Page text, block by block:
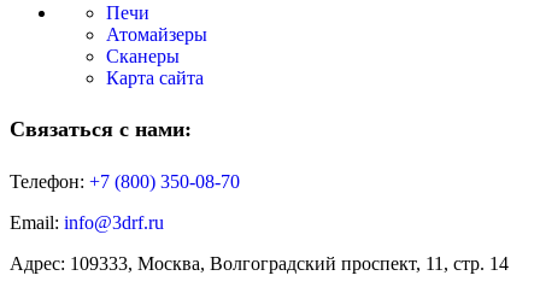
Печи
Атомайзеры
Сканеры
Карта сайта
Связаться с нами:
Телефон: +7 (800) 350-08-70
Email: info@3drf.ru
Адрес: 109333, Москва, Волгоградский проспект, 11, стр. 14